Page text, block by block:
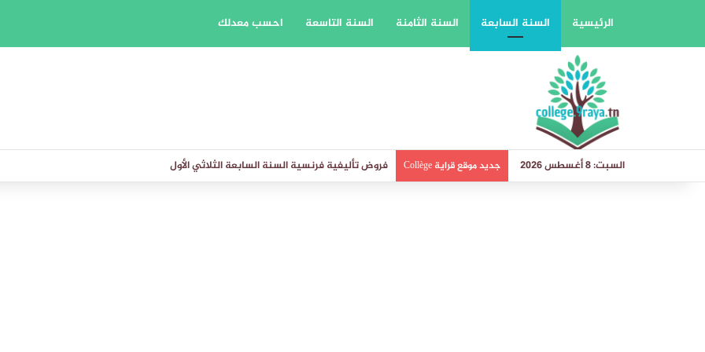
الرئيسية السنة السابعة السنة الثامنة السنة التاسعة احسب معدلك
السبت: 8 أغسطس 2026 جديد موقع قراية Collège فروض تأليفية فرنسية السنة السابعة الثلاثي الأول